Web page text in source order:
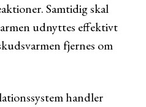
Samtidig skal
udnyttes effektivt
fjernes om
handler